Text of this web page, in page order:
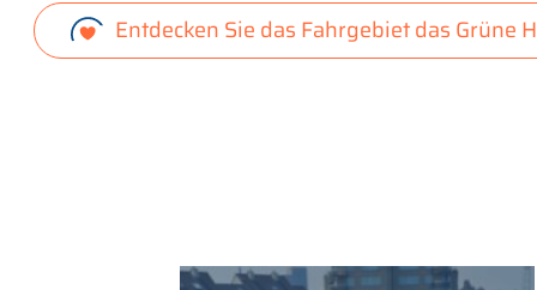
Entdecken Sie das Fahrgebiet das Grüne